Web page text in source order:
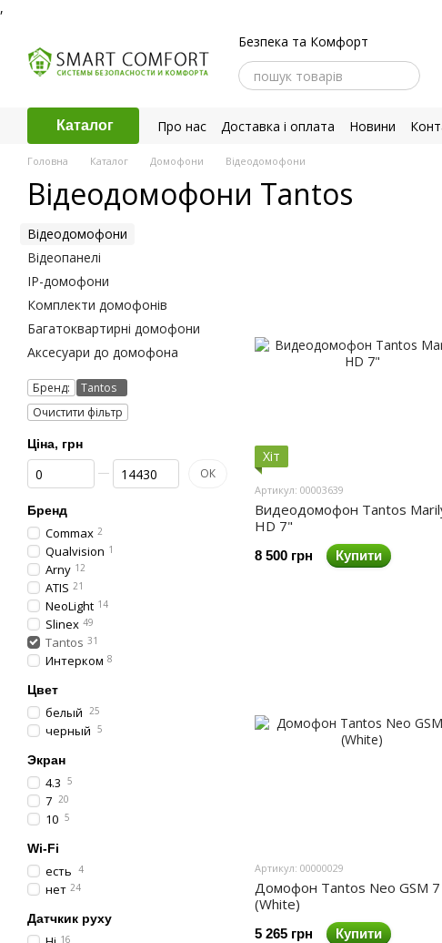
,
Безпека та Комфорт
Каталог Про нас Доставка і оплата Новини
Головна Каталог Домофони Відеодомофони
Відеодомофони Tantos
Хіт
Артикул: 00003639
Видеодомофон Tantos
HD 7"
8 500 грн Купити
Артикул: 00000029
Домофон Tantos Neo GSM
(White)
5 265 грн Купити
Відеодомофони
Відеопанелі
IP-домофони
Комплекти домофонів
Багатоквартирні домофони
Аксесуари до домофона
Бренд:
Tantos
Очистити фільтр
Ціна, грн
Від Ціна, грн
До Ціна, грн ОК
Бренд
Commax 2
Qualvision 1
Arny 12
ATIS 21
NeoLight 14
Slinex 49
Tantos 31
Интерком 8
Цвет
белый 25
черный 5
Экран
4.3 5
7 20
10 5
Wi-Fi
есть 4
нет 24
Датчкик руху
16